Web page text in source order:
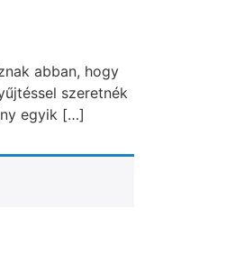
abban, hogy
szeretnék
egyik […]